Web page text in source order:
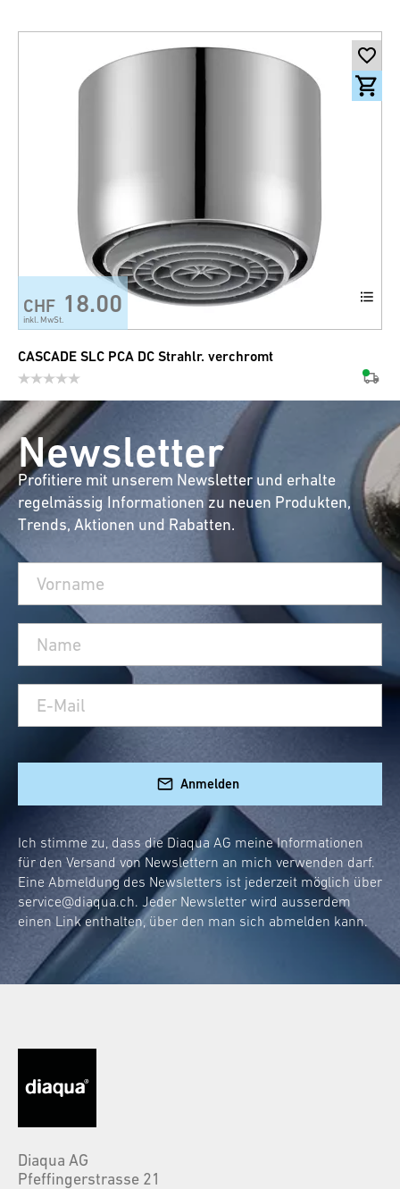
CHF 18.00
inkl. MwSt.
CASCADE SLC PCA DC Strahlr. verchromt
Newsletter
Profitiere mit unserem Newsletter und erhalte
regelmässig Informationen zu neuen Produkten,
Trends, Aktionen und Rabatten.
Anmelden
Ich stimme zu, dass die Diaqua AG meine Informationen
für den Versand von Newslettern an mich verwenden darf.
Eine Abmeldung des Newsletters ist jederzeit möglich über
service@diaqua.ch. Jeder Newsletter wird ausserdem
einen Link enthalten, über den man sich abmelden kann.
Diaqua AG
Pfeffingerstrasse 21